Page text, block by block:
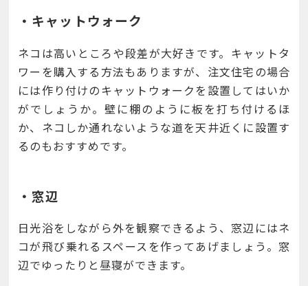
・キャットウォーク
ネコは高いところや段差が大好きです。キャットタ
ワーを購入する方法もありますが、注文住宅の場合
には作り付けのキャットウォークを設置してはいか
がでしょうか。壁に棚のように板を打ち付けるほ
か、ネコしか通れないような道を天井近くに設置す
るのもおすすめです。
・窓辺
日光浴をしながら外を観察できるよう、窓辺にはネ
コが飛び乗れるスペースを作ってあげましょう。窓
辺でゆったりと昼寝ができます。